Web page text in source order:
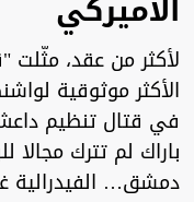
الأميركي
لأكثر من عقد، مثّلت
الأكثر موثوقية
في قتال تنظيم
باراك لم تترك
دمشق… الفيدرالية